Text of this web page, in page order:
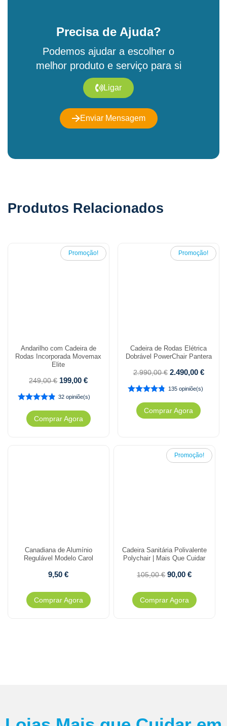
Precisa de Ajuda?
Podemos ajudar a escolher o
melhor produto e serviço para si
Ligar
Enviar Mensagem
Produtos Relacionados
Promoção!
Andarilho com Cadeira de
Rodas Incorporada Movemax
Elite
249,00€ 199,00€
32 opiniõe(s)
Comprar Agora
Promoção!
Cadeira de Rodas Elétrica
Dobrável PowerChair Pantera
2.990,00€ 2.490,00 €
135 opiniõe(s)
Comprar Agora
Canadiana de Alumínio
Regulável Modelo Carol
9,50€
Comprar Agora
Promoção!
Cadeira Sanitária Polivalente
Polychair | Mais Que Cuidar
105,00€ 90,00€
Comprar Agora